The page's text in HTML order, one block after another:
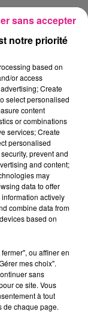
de l’un des
. Au
nouveau
lumières
000 € HT.
SNCF.
animalier de...
l’éclipse
la recherche de...
notre priorité
based on
or access
Create
select personalised
content
or combinations
services; Create
personalised
prevent and
and content;
may
data to offer
actively
combine data from
based on
ou affiner en
mes choix".
sans
ce site. Vous
à tout
de chaque page.
sans accepter